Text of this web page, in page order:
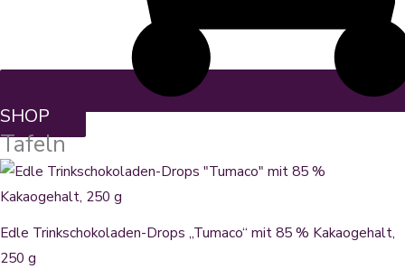
SHOP
Tafeln
Edle Trinkschokoladen-Drops „Tumaco“ mit 85 % Kakaogehalt,
250 g